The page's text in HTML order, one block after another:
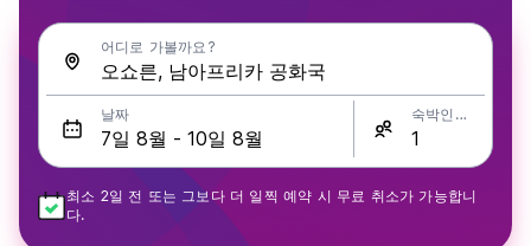
어디로 가볼까요?
날짜 숙박인원
최소 2일 전 또는 그보다 더 일찍 예약 시 무료 취소가 가능합니
다.